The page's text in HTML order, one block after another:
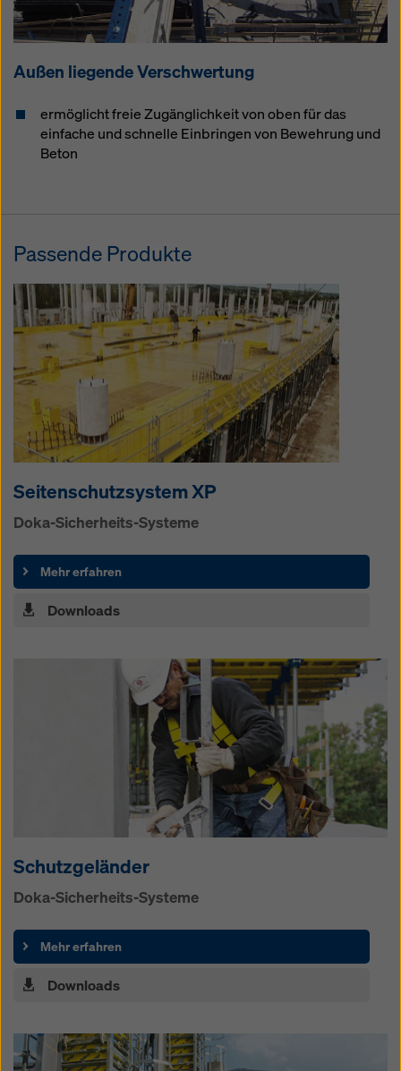
Außen liegende Verschwertung
ermöglicht freie Zugänglichkeit von oben für das
einfache und schnelle Einbringen von Bewehrung und
Beton
Passende Produkte
Seitenschutz­system XP
Doka-Sicherheits-Systeme
Mehr erfahren
Downloads
Schutzgeländer
Doka-Sicherheits-Systeme
Mehr erfahren
Downloads